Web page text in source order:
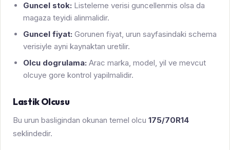
Guncel stok: Listeleme verisi guncellenmis olsa da
magaza teyidi alinmalidir.
Guncel fiyat: Gorunen fiyat, urun sayfasindaki schema
verisiyle ayni kaynaktan uretilir.
Olcu dogrulama: Arac marka, model, yil ve mevcut
olcuye gore kontrol yapilmalidir.
Lastik Olcusu
Bu urun basligindan okunan temel olcu 175/70R14
seklindedir.